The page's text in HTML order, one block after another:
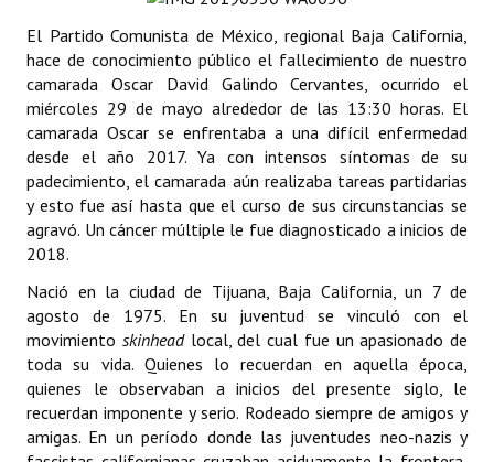
El Partido Comunista de México, regional Baja California,
hace de conocimiento público el fallecimiento de nuestro
camarada Oscar David Galindo Cervantes, ocurrido el
miércoles 29 de mayo alrededor de las 13:30 horas. El
camarada Oscar se enfrentaba a una difícil enfermedad
desde el año 2017. Ya con intensos síntomas de su
padecimiento, el camarada aún realizaba tareas partidarias
y esto fue así hasta que el curso de sus circunstancias se
agravó. Un cáncer múltiple le fue diagnosticado a inicios de
2018.
Nació en la ciudad de Tijuana, Baja California, un 7 de
agosto de 1975. En su juventud se vinculó con el
movimiento skinheadlocal, del cual fue un apasionado de
toda su vida. Quienes lo recuerdan en aquella época,
quienes le observaban a inicios del presente siglo, le
recuerdan imponente y serio. Rodeado siempre de amigos y
amigas. En un período donde las juventudes neo-nazis y